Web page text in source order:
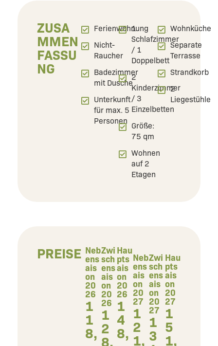
ZUSA
MMEN
FASSU
NG
Ferienwohnung
Nicht-
Raucher
Badezimmer
mit Dusche
Unterkunft
für max. 5
Personen
1
Schlafzimmer
/ 1
Doppelbett
2
Kinderzimmer
/ 3
Einzelbetten
Größe:
75 qm
Wohnen
auf 2
Etagen
Wohnküche
Separate
Terrasse
Strandkorb
2
Liegestühle
PREISE Neb
ens
ais
on
20
26
1
1
8,
Zwi
sch
ens
ais
on
20
26
1
2
8,
Hau
pts
ais
on
20
26
1
4
8,
Neb
ens
ais
on
20
27
1
2
1,
Zwi
sch
ens
ais
on
20
27
1
3
Hau
pts
ais
on
20
27
1
5
1,